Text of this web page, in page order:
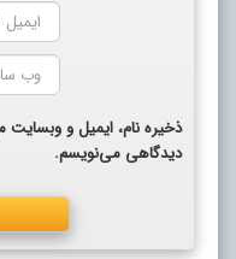
ذخیره نام، ایمیل و وبسایت
دیدگاهی می‌نویسم.